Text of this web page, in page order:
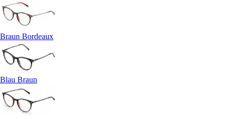
Braun Bordeaux
Blau Braun